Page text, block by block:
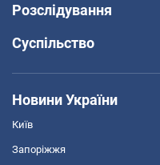
Розслідування
Суспільство
Новини України
Київ
Запоріжжя